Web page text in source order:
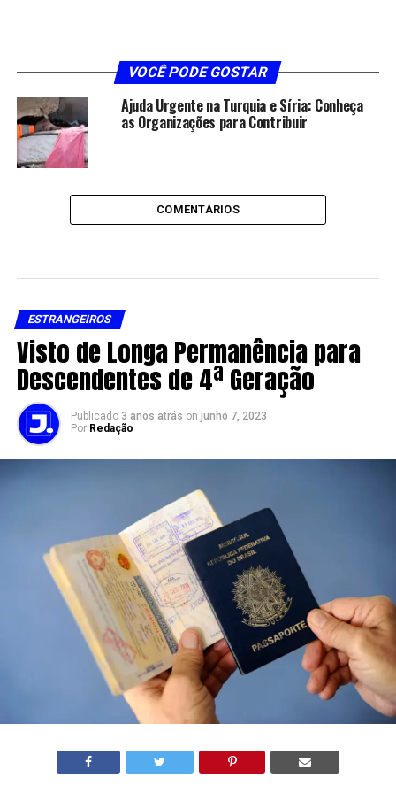
VOCÊ PODE GOSTAR
Ajuda Urgente na Turquia e Síria: Conheça
as Organizações para Contribuir
COMENTÁRIOS
ESTRANGEIROS
Visto de Longa Permanência para
Descendentes de 4ª Geração
Publicado 3 anos atrás on junho 7, 2023
Por Redação